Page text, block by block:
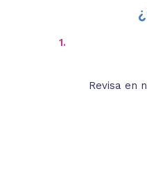
1.
Revisa en